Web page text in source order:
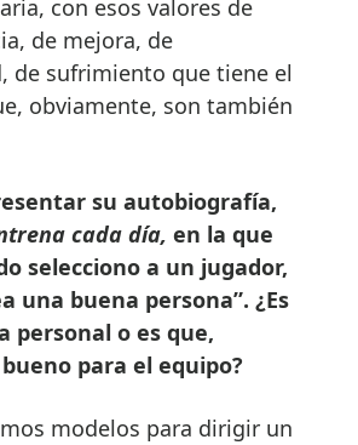
con esos valores de
de mejora, de
de sufrimiento que tiene el
obviamente, son también
su autobiografía,
cada día, en la que
selecciono a un jugador,
una buena persona”. ¿Es
personal o es que,
para el equipo?
modelos para dirigir un